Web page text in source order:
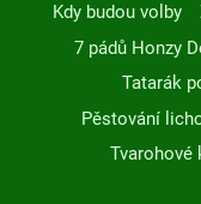
Kdy budou volby
7 pádů Honzy
Tatarák
Pěstování
Tvarohové